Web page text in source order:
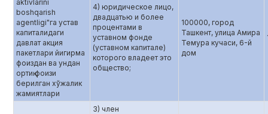
aktivlarini
boshqarish
agentligi"га устав
капиталидаги
давлат акция
пакетлари йигирма
фоиздан ва ундан
ортиқ фоизи
берилган хўжалик
жамиятлари
4) юридическое лицо,
двадцатью и более
процентами в
уставном фонде
(уставном капитале)
которого владеет это
общество;
100000, город
Ташкент, улица Амира
Темура кучаси, 6-й
дом
3) член